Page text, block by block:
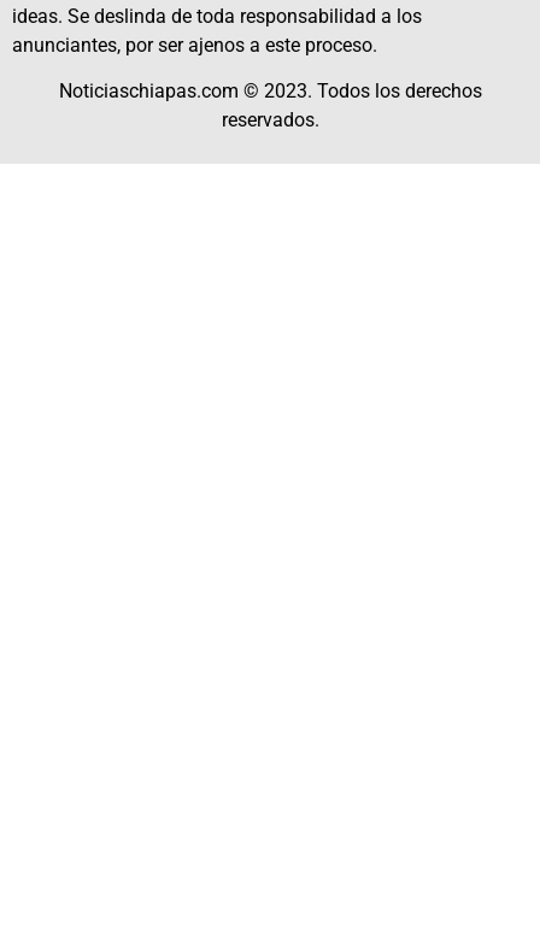
ideas. Se deslinda de toda responsabilidad a los
anunciantes, por ser ajenos a este proceso.
Noticiaschiapas.com © 2023. Todos los derechos
reservados.